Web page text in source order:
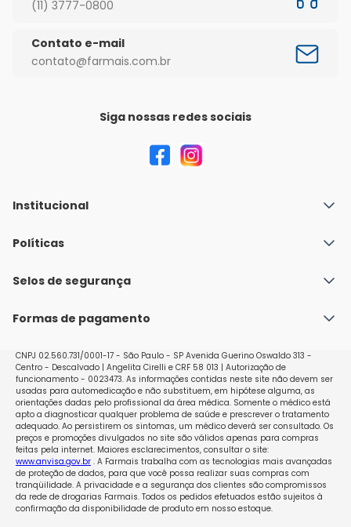
(11) 3777-0800
Contato e-mail
contato@farmais.com.br
Siga nossas redes sociais
Institucional
Quem Somos
Nossas lojas
Políticas
Política de Envio
Políticas de Trocas e Devoluções
Selos de segurança
Formas de pagamento
CNPJ 02.560.731/0001-17 - São Paulo - SP Avenida Guerino Oswaldo 313 -
Centro - Descalvado | Angelita Cirelli e CRF 58 013 | Autorização de
funcionamento - 0023473. As informações contidas neste site não devem ser
usadas para automedicação e não substituem, em hipótese alguma, as
orientações dadas pelo profissional da área médica. Somente o médico está
apto a diagnosticar qualquer problema de saúde e prescrever o tratamento
adequado. Ao persistirem os sintomas, um médico deverá ser consultado. Os
preços e promoções divulgados no site são válidos apenas para compras
feitas pela internet. Maiores esclarecimentos, consultar o site:
www.anvisa.gov.br. A Farmais trabalha com as tecnologias mais avançadas
de proteção de dados, para que você possa realizar suas compras com
tranqüilidade. A privacidade e a segurança dos clientes são compromissos
da rede de drogarias Farmais. Todos os pedidos efetuados estão sujeitos à
confirmação da disponibilidade de produto em nosso estoque.